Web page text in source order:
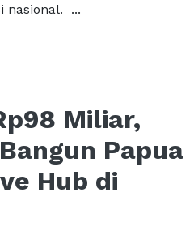
nasional. ...
Miliar,
Papua
Hub di